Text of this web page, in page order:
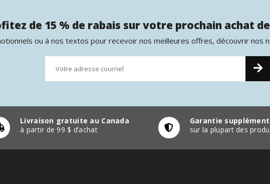
de 15 % de rabais sur votre prochain achat
ou à nos textos pour recevoir nos meilleures offres, découvrir
Livraison gratuite au Canada
à partir de 99 $ d’achat
Garantie
sur la plupart des